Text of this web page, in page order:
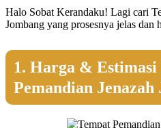
Halo Sobat Kerandaku! Lagi cari
Jombang yang prosesnya jelas dan
1. Harga &
Pemandian Jenazah